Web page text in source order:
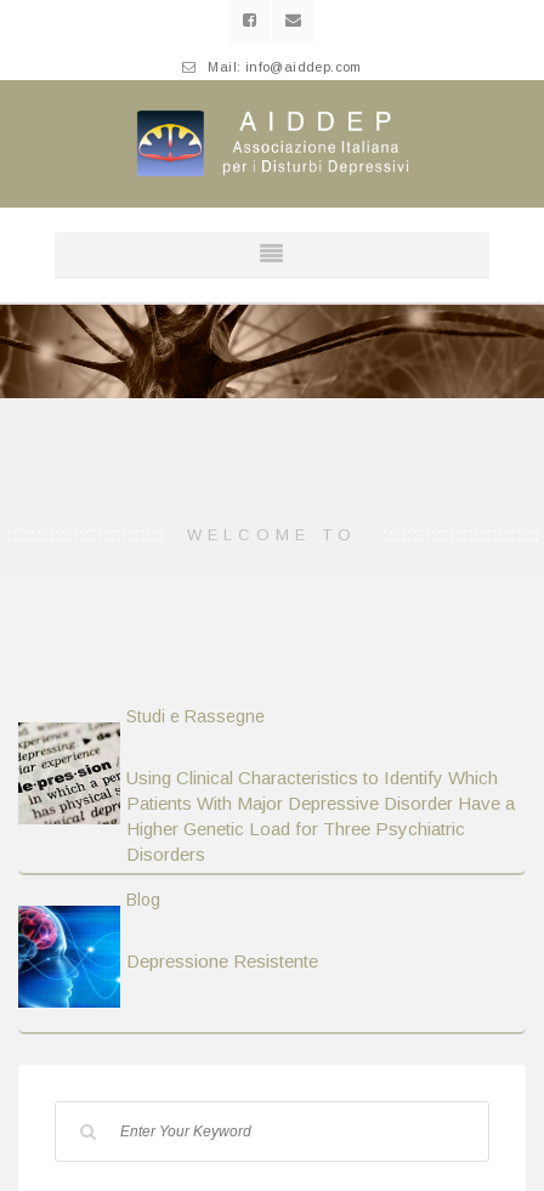
Mail: info@aiddep.com
WELCOME TO
Studi e Rassegne
Using Clinical Characteristics to Identify Which
Patients With Major Depressive Disorder Have a
Higher Genetic Load for Three Psychiatric
Disorders
Blog
Depressione Resistente